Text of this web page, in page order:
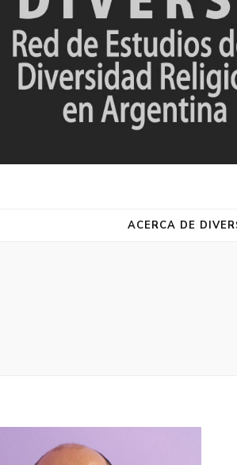
DIVERSA
ACERCA DE